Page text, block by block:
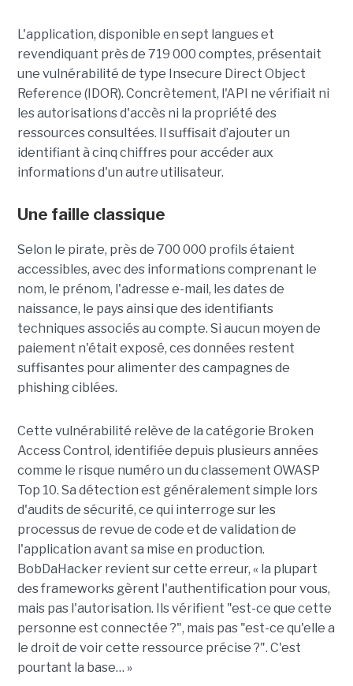
L'application, disponible en sept langues et
revendiquant près de 719 000 comptes, présentait
une vulnérabilité de type Insecure Direct Object
Reference (IDOR). Concrètement, l'API ne vérifiait ni
les autorisations d'accès ni la propriété des
ressources consultées. Il suffisait d’ajouter un
identifiant à cinq chiffres pour accéder aux
informations d'un autre utilisateur.
Une faille classique
Selon le pirate, près de 700 000 profils étaient
accessibles, avec des informations comprenant le
nom, le prénom, l'adresse e-mail, les dates de
naissance, le pays ainsi que des identifiants
techniques associés au compte. Si aucun moyen de
paiement n'était exposé, ces données restent
suffisantes pour alimenter des campagnes de
phishing ciblées.
Cette vulnérabilité relève de la catégorie Broken
Access Control, identifiée depuis plusieurs années
comme le risque numéro un du classement OWASP
Top 10. Sa détection est généralement simple lors
d'audits de sécurité, ce qui interroge sur les
processus de revue de code et de validation de
l'application avant sa mise en production.
BobDaHacker revient sur cette erreur, « la plupart
des frameworks gèrent l'authentification pour vous,
mais pas l'autorisation. Ils vérifient "est-ce que cette
personne est connectée ?", mais pas "est-ce qu'elle a
le droit de voir cette ressource précise ?". C'est
pourtant la base… »